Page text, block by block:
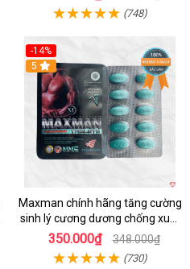
(748)
-14%
Hot
5
Maxman chính hãng tăng cường
sinh lý cương dương chống xuất
tinh sớm hộp 10 viên
350.000₫ 348.000₫
(730)